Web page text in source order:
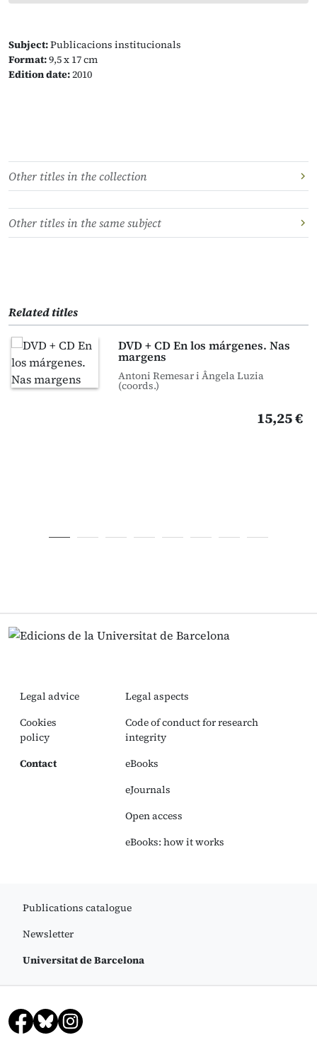
Subject:Publicacions institucionals
Format:9,5 x 17 cm
Edition date:2010
Other titles in the collection
Other titles in the same subject
Related titles
DVD + CD En los márgenes. Nas
margens
Antoni Remesar i Ângela Luzia
(coords.)
15,25 €
Legal advice
Cookies
policy
Contact
Legal aspects
Code of conduct for research
integrity
eBooks
eJournals
Open access
eBooks: how it works
Publications catalogue
Newsletter
Universitat de Barcelona